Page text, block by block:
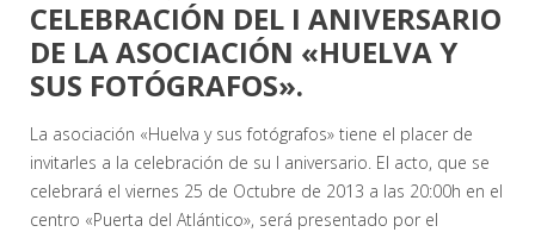
CELEBRACIÓN DEL I ANIVERSARIO
DE LA ASOCIACIÓN «HUELVA Y
SUS FOTÓGRAFOS».
La asociación «Huelva y sus fotógrafos» tiene el placer de
invitarles a la celebración de su I aniversario. El acto, que se
celebrará el viernes 25 de Octubre de 2013 a las 20:00h en el
centro «Puerta del Atlántico», será presentado por el